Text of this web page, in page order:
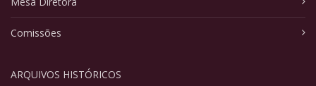
Comissões
ARQUIVOS HISTÓRICOS